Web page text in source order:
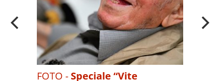
FOTO - Speciale “Vite